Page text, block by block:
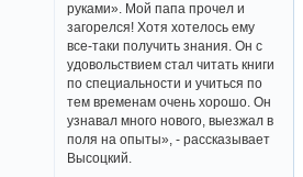
руками». Мой папа прочел и
загорелся! Хотя хотелось ему
все-таки получить знания. Он с
удовольствием стал читать книги
по специальности и учиться по
тем временам очень хорошо. Он
узнавал много нового, выезжал в
поля на опыты», - рассказывает
Высоцкий.